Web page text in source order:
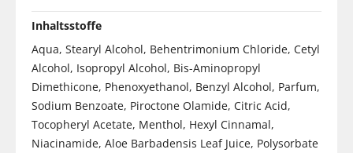
Inhaltsstoffe
Aqua, Stearyl Alcohol, Behentrimonium Chloride, Cetyl
Alcohol, Isopropyl Alcohol, Bis-Aminopropyl
Dimethicone, Phenoxyethanol, Benzyl Alcohol, Parfum,
Sodium Benzoate, Piroctone Olamide, Citric Acid,
Tocopheryl Acetate, Menthol, Hexyl Cinnamal,
Niacinamide, Aloe Barbadensis Leaf Juice, Polysorbate